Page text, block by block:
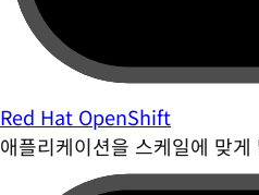
Red Hat OpenShift
애플리케이션을 스케일에 맞